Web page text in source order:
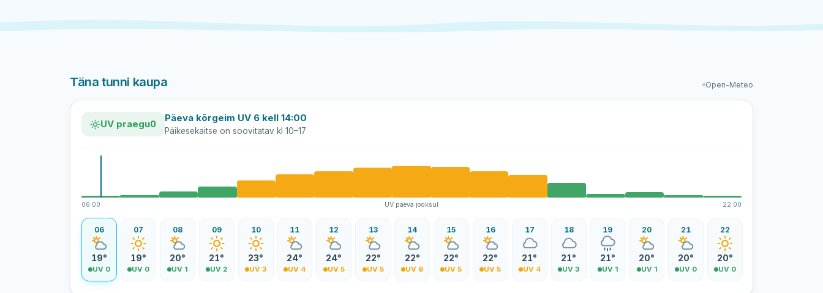
Täna tunni kaupa Open-Meteo
UV praegu0
Päeva kõrgeim UV 6 kell 14:00
Päikesekaitse on soovitatav kl 10–17
06:00 UV päeva jooksul 22:00
06
19°
UV 0
07
19°
UV 0
08
20°
UV 1
09
21°
UV 2
10
23°
UV 3
11
24°
UV 4
12
24°
UV 5
13
22°
UV 5
14
22°
UV 6
15
22°
UV 5
16
22°
UV 5
17
21°
UV 4
18
21°
UV 3
19
21°
UV 1
20
20°
UV 1
21
20°
UV 0
22
20°
UV 0